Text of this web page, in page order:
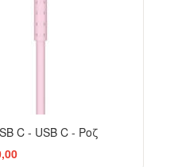
C - USB C - Ροζ